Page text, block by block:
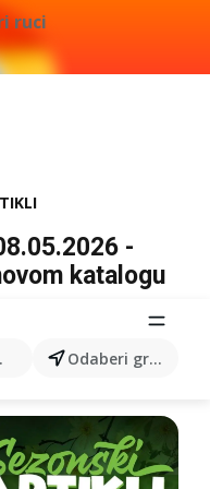
ruci
proizvode... Odaberi grad
-
katalogu